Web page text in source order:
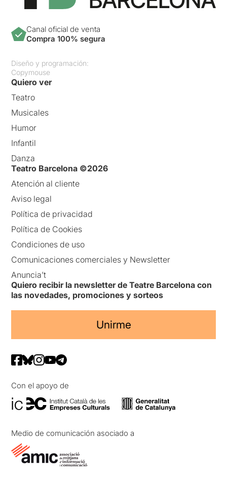
Canal oficial de venta
Compra 100% segura
Diseño y programación:
Copymouse
Quiero ver
Teatro
Musicales
Humor
Infantil
Danza
Teatro Barcelona ©2026
Atención al cliente
Aviso legal
Política de privacidad
Política de Cookies
Condiciones de uso
Comunicaciones comerciales y Newsletter
Anuncia’t
Quiero recibir la newsletter de Teatre Barcelona con
las novedades, promociones y sorteos
Unirme
Con el apoyo de
Medio de comunicación asociado a